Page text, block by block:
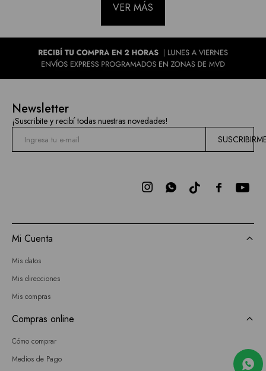
VER MÁS
Newsletter
¡Suscribite y recibí todas nuestras novedades!

 
Mi Cuenta
Mis datos
Mis direcciones
Mis compras
Compras online
Cómo comprar
Medios de Pago